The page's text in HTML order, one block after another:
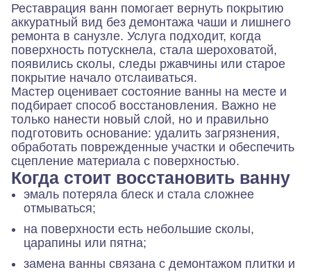
Реставрация ванн помогает вернуть покрытию
аккуратный вид без демонтажа чаши и лишнего
ремонта в санузле. Услуга подходит, когда
поверхность потускнела, стала шероховатой,
появились сколы, следы ржавчины или старое
покрытие начало отслаиваться.
Мастер оценивает состояние ванны на месте и
подбирает способ восстановления. Важно не
только нанести новый слой, но и правильно
подготовить основание: удалить загрязнения,
обработать поврежденные участки и обеспечить
сцепление материала с поверхностью.
Когда стоит восстановить ванну
эмаль потеряла блеск и стала сложнее
отмываться;
на поверхности есть небольшие сколы,
царапины или пятна;
замена ванны связана с демонтажом плитки и